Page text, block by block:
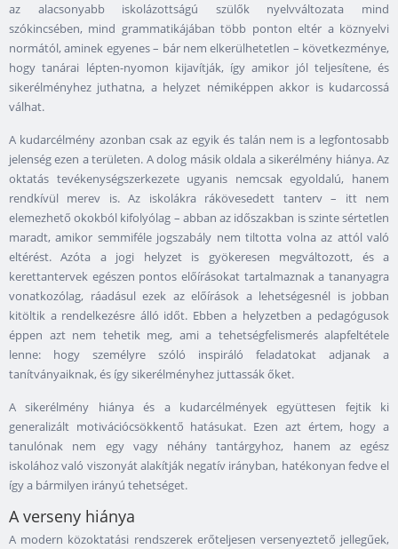
az alacsonyabb iskolázottságú szülők nyelvváltozata mind
szókincsében, mind grammatikájában több ponton eltér a köznyelvi
normától, aminek egyenes – bár nem elkerülhetetlen – következménye,
hogy tanárai lépten-nyomon kijavítják, így amikor jól teljesítene, és
sikerélményhez juthatna, a helyzet némiképpen akkor is kudarcossá
válhat.
A kudarcélmény azonban csak az egyik és talán nem is a legfontosabb
jelenség ezen a területen. A dolog másik oldala a sikerélmény hiánya. Az
oktatás tevékenységszerkezete ugyanis nemcsak egyoldalú, hanem
rendkívül merev is. Az iskolákra rákövesedett tanterv – itt nem
elemezhető okokból kifolyólag – abban az időszakban is szinte sértetlen
maradt, amikor semmiféle jogszabály nem tiltotta volna az attól való
eltérést. Azóta a jogi helyzet is gyökeresen megváltozott, és a
kerettantervek egészen pontos előírásokat tartalmaznak a tananyagra
vonatkozólag, ráadásul ezek az előírások a lehetségesnél is jobban
kitöltik a rendelkezésre álló időt. Ebben a helyzetben a pedagógusok
éppen azt nem tehetik meg, ami a tehetségfelismerés alapfeltétele
lenne: hogy személyre szóló inspiráló feladatokat adjanak a
tanítványaiknak, és így sikerélményhez juttassák őket.
A sikerélmény hiánya és a kudarcélmények együttesen fejtik ki
generalizált motivációcsökkentő hatásukat. Ezen azt értem, hogy a
tanulónak nem egy vagy néhány tantárgyhoz, hanem az egész
iskolához való viszonyát alakítják negatív irányban, hatékonyan fedve el
így a bármilyen irányú tehetséget.
A verseny hiánya
A modern közoktatási rendszerek erőteljesen versenyeztető jellegűek,